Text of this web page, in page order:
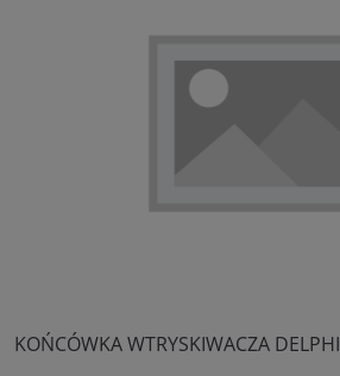
KOŃCÓWKA WTRYSKIWACZA DELPHI